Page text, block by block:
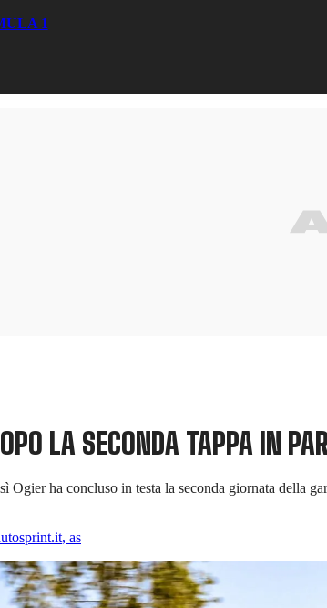
1
LA SECONDA TAPPA IN
Ogier ha concluso in testa la seconda giornata della
, as